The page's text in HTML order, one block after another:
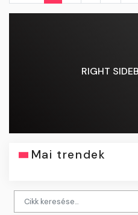
RIGHT
Mai trendek